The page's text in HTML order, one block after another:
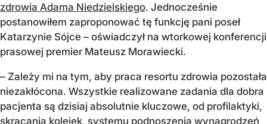
zdrowia Adama Niedzielskiego. Jednocześnie
postanowiłem zaproponować tę funkcję pani poseł
Katarzynie Sójce – oświadczył na wtorkowej konferencji
prasowej premier Mateusz Morawiecki.
– Zależy mi na tym, aby praca resortu zdrowia pozostała
niezakłócona. Wszystkie realizowane zadania dla dobra
pacjenta są dzisiaj absolutnie kluczowe, od profilaktyki,
skracania kolejek, systemu podnoszenia wynagrodzeń